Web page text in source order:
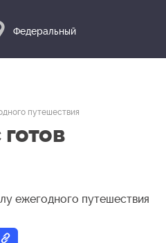
Федеральный
путешествия
ежегодного путешествия